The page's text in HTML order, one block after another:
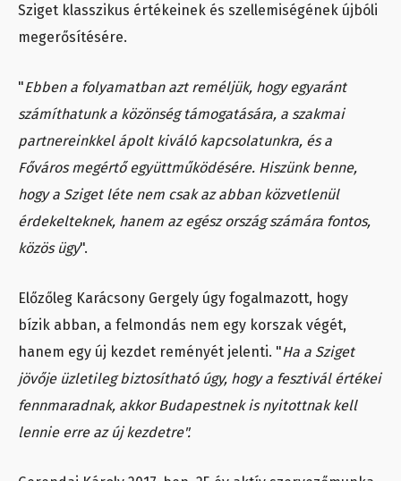
Sziget klasszikus értékeinek és szellemiségének újbóli
megerősítésére.
"Ebben a folyamatban azt reméljük, hogy egyaránt
számíthatunk a közönség támogatására, a szakmai
partnereinkkel ápolt kiváló kapcsolatunkra, és a
Főváros megértő együttműködésére. Hiszünk benne,
hogy a Sziget léte nem csak az abban közvetlenül
érdekelteknek, hanem az egész ország számára fontos,
közös ügy".
Előzőleg Karácsony Gergely úgy fogalmazott, hogy
bízik abban, a felmondás nem egy korszak végét,
hanem egy új kezdet reményét jelenti. "Ha a Sziget
jövője üzletileg biztosítható úgy, hogy a fesztivál értékei
fennmaradnak, akkor Budapestnek is nyitottnak kell
lennie erre az új kezdetre".